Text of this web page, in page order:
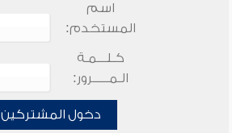
اسم
المستخدم:
كـلـــمـة
الـمـــــرور:
دخول المشتركين